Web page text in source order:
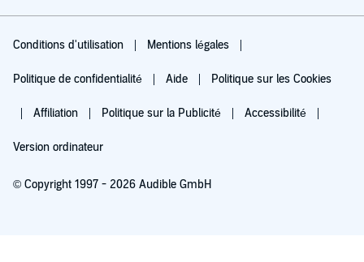
Conditions d'utilisation Mentions légales
Politique de confidentialité Aide Politique sur les Cookies
Affiliation Politique sur la Publicité Accessibilité
Version ordinateur
© Copyright 1997 - 2026 Audible GmbH